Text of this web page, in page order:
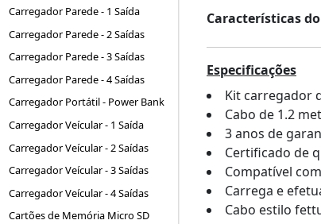
Carregador Parede - 1 Saída
Carregador Parede - 2 Saídas
Carregador Parede - 3 Saídas
Carregador Parede - 4 Saídas
Carregador Portátil - Power Bank
Carregador Veícular - 1 Saída
Carregador Veícular - 2 Saídas
Carregador Veícular - 3 Saídas
Carregador Veícular - 4 Saídas
Cartões de Memória Micro SD
Características
Especificações
Kit carregador
Cabo de 1.2
3 anos de
Certificado de
Compatível
Carrega e
Cabo estilo